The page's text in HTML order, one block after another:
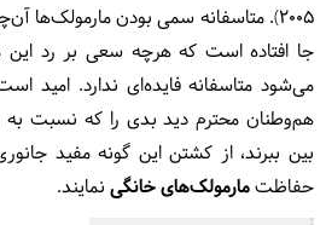
۲۰۰۵). متاسفانه سمی بودن مارمولک‌ها
جا افتاده است که هرچه سعی بر رد این
می‌شود متاسفانه فایده‌ای ندارد. امید
هم‌وطنان محترم دید بدی را که نسبت به
بین ببرند، از کشتن این گونه مفید
حفاظتمارمولک‌های خانگی نمایند.